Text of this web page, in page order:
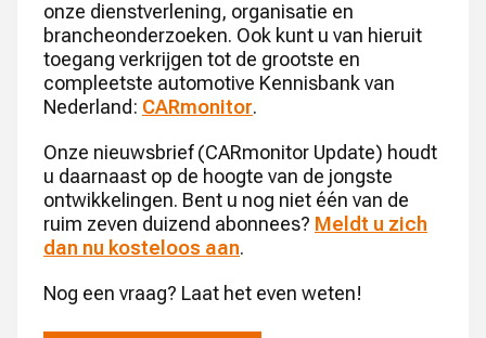
onze dienstverlening, organisatie en
brancheonderzoeken. Ook kunt u van hieruit
toegang verkrijgen tot de grootste en
compleetste automotive Kennisbank van
Nederland: CARmonitor.
Onze nieuwsbrief (CARmonitor Update) houdt
u daarnaast op de hoogte van de jongste
ontwikkelingen. Bent u nog niet één van de
ruim zeven duizend abonnees? Meldt u zich
dan nu kosteloos aan.
Nog een vraag? Laat het even weten!